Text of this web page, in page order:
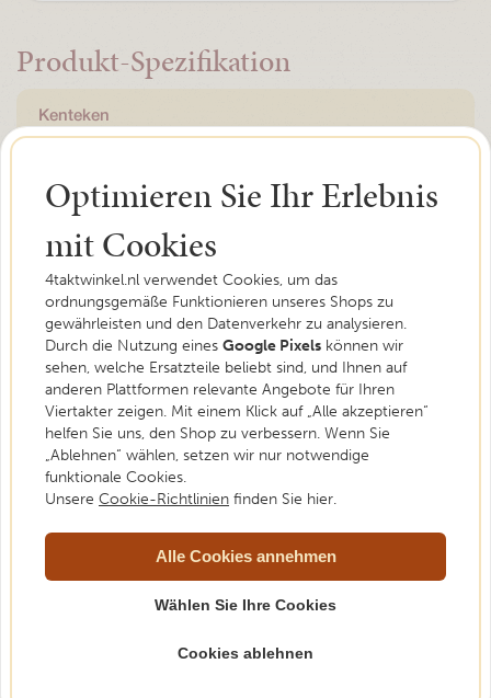
Produkt-Spezifikation
Kenteken
Aantal cc's
<49cc
Brauchen Sie Hilfe?
Wir helfen Ihnen gerne. Fühlen Sie sich frei, uns eine
Frage zu stellen.
Kontakt
Optimieren Sie Ihr Erlebnis
mit Cookies
4taktwinkel.nl verwendet Cookies, um das
ordnungsgemäße Funktionieren unseres Shops zu
gewährleisten und den Datenverkehr zu analysieren.
Durch die Nutzung eines Google Pixels können wir
sehen, welche Ersatzteile beliebt sind, und Ihnen auf
anderen Plattformen relevante Angebote für Ihren
Viertakter zeigen. Mit einem Klick auf „Alle akzeptieren“
helfen Sie uns, den Shop zu verbessern. Wenn Sie
„Ablehnen“ wählen, setzen wir nur notwendige
funktionale Cookies.
Unsere Cookie-Richtlinien finden Sie hier.
Alle Cookies annehmen
Wählen Sie Ihre Cookies
Cookies ablehnen